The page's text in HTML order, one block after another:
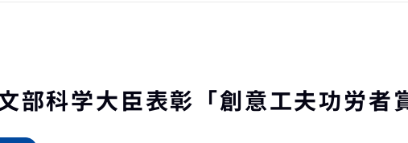
科学大臣表彰「創意工夫功労者賞